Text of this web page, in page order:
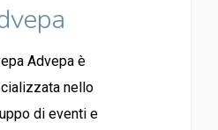
Advepa è
nello
di eventi e